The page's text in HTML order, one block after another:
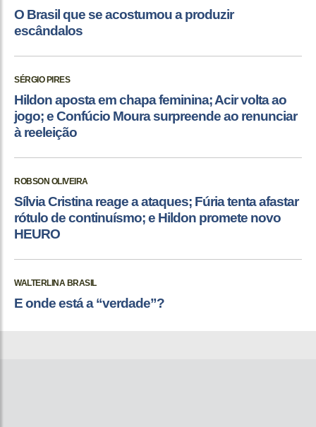
O Brasil que se acostumou a produzir
escândalos
SÉRGIO PIRES
Hildon aposta em chapa feminina; Acir volta ao
jogo; e Confúcio Moura surpreende ao renunciar
à reeleição
ROBSON OLIVEIRA
Sílvia Cristina reage a ataques; Fúria tenta afastar
rótulo de continuísmo; e Hildon promete novo
HEURO
WALTERLINA BRASIL
E onde está a “verdade”?